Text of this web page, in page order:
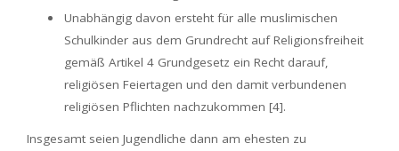
Unabhängig davon ersteht für alle muslimischen
Schulkinder aus dem Grundrecht auf Religionsfreiheit
gemäß Artikel 4 Grundgesetz ein Recht darauf,
religiösen Feiertagen und den damit verbundenen
religiösen Pflichten nachzukommen [4].
Insgesamt seien Jugendliche dann am ehesten zu